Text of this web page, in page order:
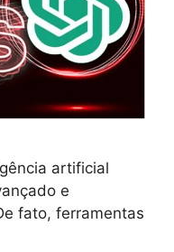
artificial
e
fato, ferramentas